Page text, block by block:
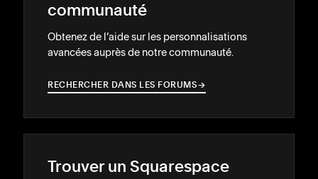
communauté
Obtenez de l’aide sur les personnalisations
avancées auprès de notre communauté.
RECHERCHER DANS LES FORUMS→
→
Trouver un Squarespace